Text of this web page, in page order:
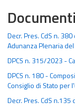
Decr. Pres. CdS n.
Adunanza Plenaria
DPCS n. 315/2023 -
DPCS n. 180 -
Consiglio di Stato per
Decr. Pres. CdS